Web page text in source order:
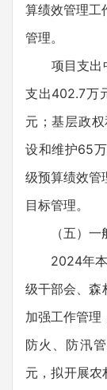
算绩效管理工
管理。
项目支出中
支出402.7万
元；基层政
设和维护65
级预算绩效管
目标管理。
（五）一
2024年本
级干部会、森
加强工作管理
防火、防汛
元，拟开展